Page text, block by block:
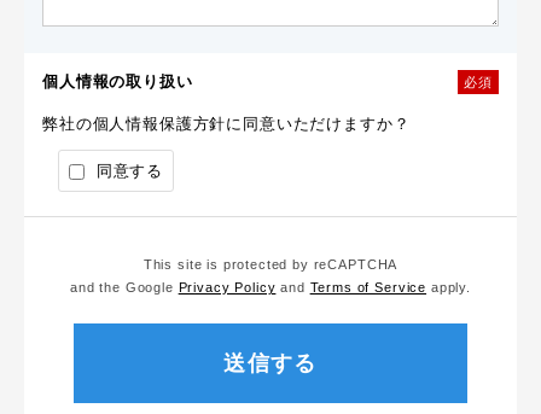
個人情報の取り扱い 必須
弊社の個人情報保護方針に同意いただけますか？
同意する
This site is protected by reCAPTCHA
and the Google Privacy Policy and Terms of Service apply.